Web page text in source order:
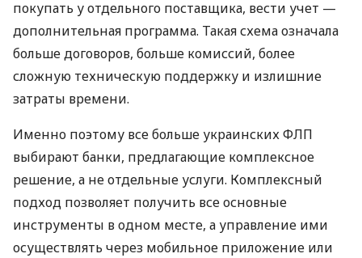
покупать у отдельного поставщика, вести учет —
дополнительная программа. Такая схема означала
больше договоров, больше комиссий, более
сложную техническую поддержку и излишние
затраты времени.
Именно поэтому все больше украинских ФЛП
выбирают банки, предлагающие комплексное
решение, а не отдельные услуги. Комплексный
подход позволяет получить все основные
инструменты в одном месте, а управление ими
осуществлять через мобильное приложение или